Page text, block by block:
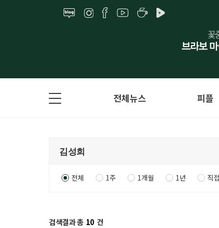
전체뉴스 피플
전체 1주 1개월 1년 직
검색결과 총 10 건